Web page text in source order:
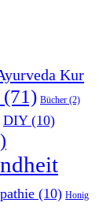
Kur
(71) Bücher (2)
DIY(10)
(10) Honig